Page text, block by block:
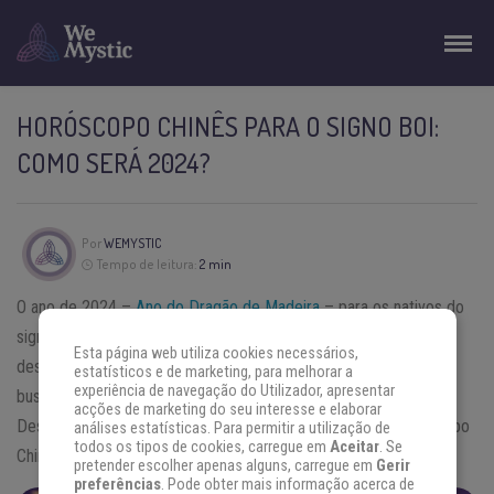
HORÓSCOPO CHINÊS PARA O SIGNO BOI:
COMO SERÁ 2024?
PorWEMYSTIC
Tempo de leitura: 2 min
O ano de 2024 –Ano do Dragão de Madeira– para os nativos do
signo chinês
desenvolvimentos positivos nos relacionamentos e destaque na
busca pelo equilíbrio entre trabalho e bem-estar pessoal.
Descubra como será o ano de 2024 de acordo com o Horóscopo
Chinês para o signoBoi.
Esta página web utiliza cookies necessários,
estatísticos e de marketing, para melhorar a
experiência de navegação do Utilizador, apresentar
acções de marketing do seu interesse e elaborar
análises estatísticas. Para permitir a utilização de
todos os tipos de cookies, carregue em Aceitar. Se
pretender escolher apenas alguns, carregue em Gerir
preferências. Pode obter mais informação acerca de